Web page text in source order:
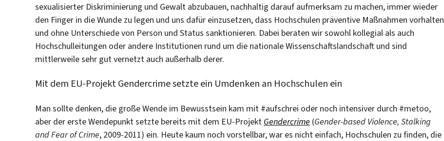
sexualisierter Diskriminierung und Gewalt abzubauen, nachhaltig darauf aufmerksam zu machen, immer wieder
den Finger in die Wunde zu legen und uns dafür einzusetzen, dass Hochschulen präventive Maßnahmen vorhalten
und ohne Unterschiede von Person und Status sanktionieren. Dabei beraten wir sowohl kollegial als auch
Hochschulleitungen oder andere Institutionen rund um die nationale Wissenschaftslandschaft und sind
mittlerweile sehr gut vernetzt auch außerhalb derer.
Mit dem EU-Projekt Gendercrime setzte ein Umdenken an Hochschulen ein
Man sollte denken, die große Wende im Bewusstsein kam mit #aufschrei oder noch intensiver durch #metoo,
aber der erste Wendepunkt setzte bereits mit dem EU-Projekt Gendercrime (Gender-based Violence, Stalking
and Fear of Crime, 2009-2011) ein. Heute kaum noch vorstellbar, war es nicht einfach, Hochschulen zu finden, die